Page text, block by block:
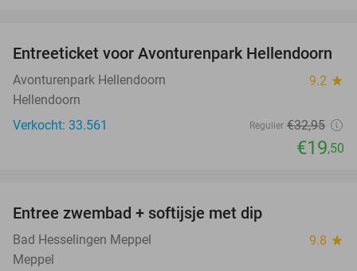
41%
Entreeticket voor Avonturenpark Hellendoorn
Avonturenpark Hellendoorn 9.2 star
Hellendoorn
Verkocht: 33.561
Regulier €32,95
€19,50
Entree zwembad + softijsje met dip
Bad Hesselingen Meppel 9.8 star
Meppel